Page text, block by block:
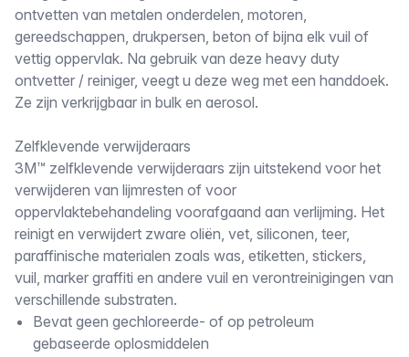
ontvetten van metalen onderdelen, motoren,
gereedschappen, drukpersen, beton of bijna elk vuil of
vettig oppervlak. Na gebruik van deze heavy duty
ontvetter / reiniger, veegt u deze weg met een handdoek.
Ze zijn verkrijgbaar in bulk en aerosol.
Zelfklevende verwijderaars
3M™ zelfklevende verwijderaars zijn uitstekend voor het
verwijderen van lijmresten of voor
oppervlaktebehandeling voorafgaand aan verlijming. Het
reinigt en verwijdert zware oliën, vet, siliconen, teer,
paraffinische materialen zoals was, etiketten, stickers,
vuil, marker graffiti en andere vuil en verontreinigingen van
verschillende substraten.
Bevat geen gechloreerde- of op petroleum
gebaseerde oplosmiddelen